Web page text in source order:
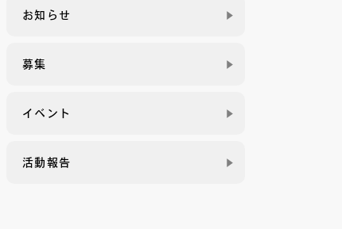
お知らせ
募集
イベント
活動報告